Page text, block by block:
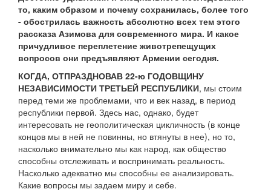
то, каким образом и почему сохранилась, более того
- обострилась важность абсолютно всех тем этого
рассказа Азимова для современного мира. И какое
причудливое переплетение животрепещущих
вопросов они предъявляют Армении сегодня.
КОГДА, ОТПРАЗДНОВАВ 22-ю ГОДОВЩИНУ
НЕЗАВИСИМОСТИ ТРЕТЬЕЙ РЕСПУБЛИКИ, мы стоим
перед теми же проблемами, что и век назад, в период
республики первой. Здесь нас, однако, будет
интересовать не геополитическая цикличность (в конце
концов мы в ней не повинны, но втянуты в нее), но то,
насколько внимательно мы как народ, как общество
способны отслеживать и воспринимать реальность.
Насколько адекватно мы способны ее анализировать.
Какие вопросы мы задаем миру и себе.